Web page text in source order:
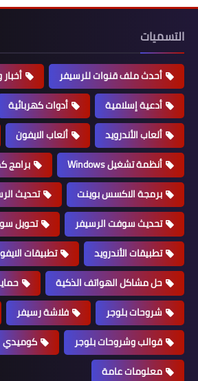
التسميات
أحدث ملف قنوات للرسيفر
أدعية إسلامية
أدوات كهربائية
ألعاب الأندرويد
ألعاب الايفون
أنظمة تشغيل Windows
برامج
برمجة الاكسس بوينت
تحديث
تحديث سوفت الرسيفر
تحويل
تطبيقات الأندرويد
تطبيقات
حل مشاكل الهواتف الذكية
شروحات بلوجر
فلاشة رسيفر
قوالب وشروحات بلوجر
كوميدي
معلومات عامة